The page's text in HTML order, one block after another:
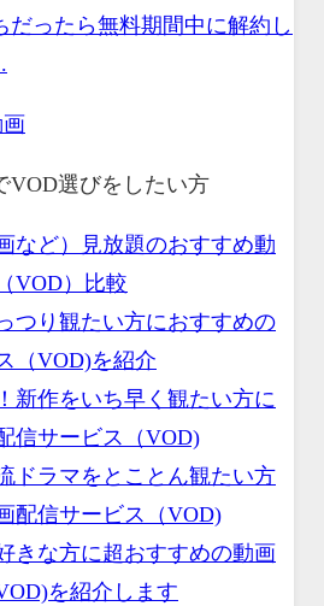
だったら無料期間中に解約し
VOD選びをしたい方
など）見放題のおすすめ動
VOD）比較
つり観たい方におすすめの
（VOD)を紹介
新作をいち早く観たい方に
信サービス（VOD)
ドラマをとことん観たい方
配信サービス（VOD)
きな方に超おすすめの動画
を紹介します